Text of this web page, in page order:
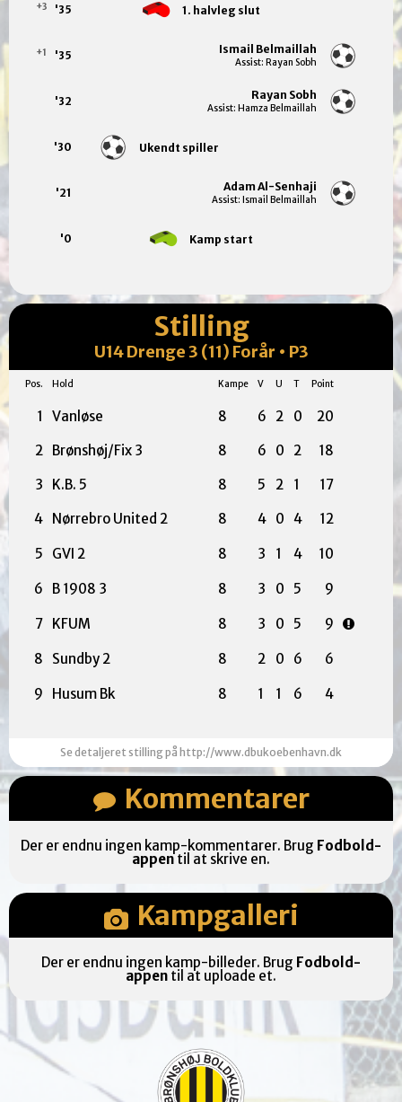
'35
+3 1. halvleg slut
'35
+1 Ismail Belmaillah
Assist: Rayan Sobh
'32 Rayan Sobh
Assist: Hamza Belmaillah
'30 Ukendt spiller
'21 Adam Al-Senhaji
Assist: Ismail Belmaillah
'0 Kamp start
Stilling
U14 Drenge 3 (11) Forår • P3
Pos. Hold Kampe V U T Point
1 Vanløse 8 6 2 0
20
2 Brønshøj/Fix 3 8 6 0 2
18
3
K.B. 5 8 5 2 1
17
4 Nørrebro United 2 8 4 0 4 12
5 GVI 2 8 3 1 4 10
6 B 1908 3 8 3 0 5 9
7 KFUM 8 3 0 5 9
8 Sundby 2 8 2 0 6 6
9 Husum Bk 8 1 1 6 4
Se detaljeret stilling på http://www.dbukoebenhavn.dk
Kommentarer
Der er endnu ingen kamp-kommentarer. Brug Fodbold-
appentil at skrive en.
Kampgalleri
Der er endnu ingen kamp-billeder. Brug Fodbold-
appen til at uploade et.